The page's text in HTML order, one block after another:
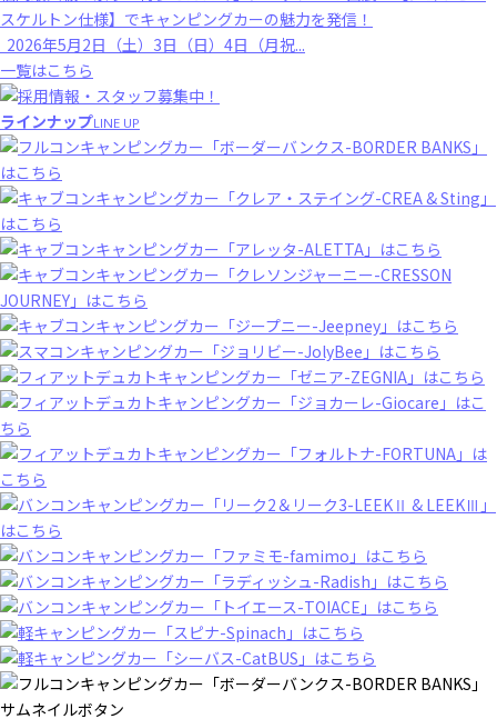
スケルトン仕様】でキャンピングカーの魅力を発信！
2026年5月2日（土）3日（日）4日（月祝...
一覧はこちら
ラインナップLINE UP